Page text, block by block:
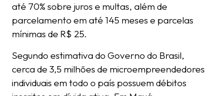
até 70% sobre juros e multas, além de
parcelamento em até 145 meses e parcelas
mínimas de R$ 25.
Segundo estimativa do Governo do Brasil,
cerca de 3,5 milhões de microempreendedores
individuais em todo o país possuem débitos